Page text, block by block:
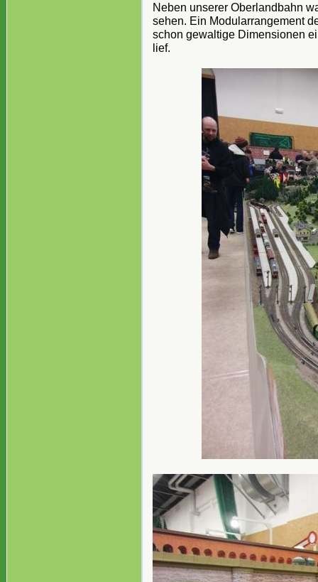
Neben unserer Oberlandbahn
sehen. Ein Modularrangement
schon gewaltige Dimensionen
lief.